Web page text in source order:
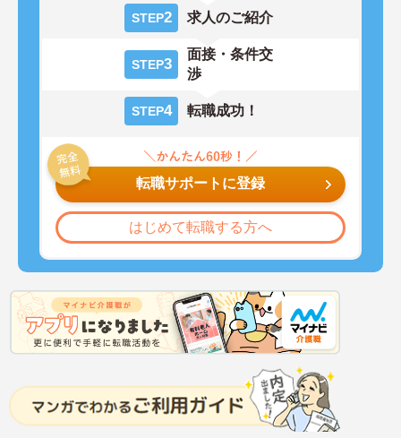
STEP2 求人のご紹介
STEP3
面接・条件交
渉
STEP4 転職成功！
転職サポートに登録
はじめて転職する方へ